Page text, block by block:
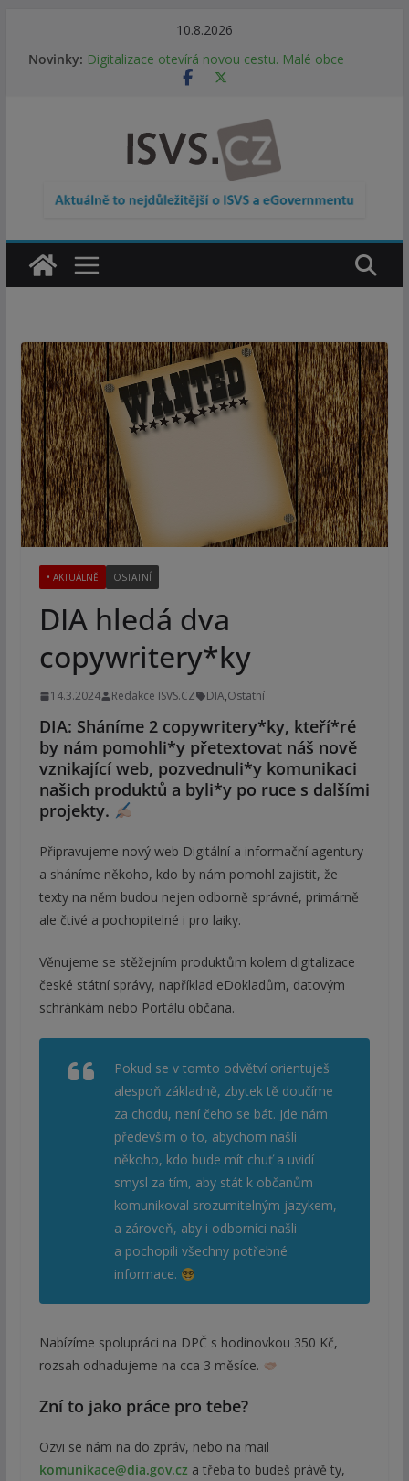
10.8.2026
Novinky:
Informace o obcích vždy po ruce. SMS ČR spouští
novou mobilní aplikaci
Digitalizace otevírá novou cestu. Malé obce
veřejnost do testování digitálních služeb
DIA: Informační systém dlouhodobého řízení
(ISDŘ) je od července v plném provozu
RVIS – Výbor pro architekturu a řízení ICT
zveřejnil materiály z nového jednání
• AKTUÁLNĚ OSTATNÍ
DIA hledá dva
copywritery*ky
14.3.2024 Redakce ISVS.CZ DIA,Ostatní
DIA: Sháníme 2 copywritery*ky, kteří*ré
by nám pomohli*y přetextovat náš nově
vznikající web, pozvednuli*y komunikaci
našich produktů a byli*y po ruce s dalšími
projekty.
Připravujeme nový web Digitální a informační agentury
a sháníme někoho, kdo by nám pomohl zajistit, že
texty na něm budou nejen odborně správné, primárně
ale čtivé a pochopitelné i pro laiky.
Věnujeme se stěžejním produktům kolem digitalizace
české státní správy, například eDokladům, datovým
schránkám nebo Portálu občana.
Pokud se v tomto odvětví orientuješ
alespoň základně, zbytek tě doučíme
za chodu, není čeho se bát. Jde nám
především o to, abychom našli
někoho, kdo bude mít chuť a uvidí
smysl za tím, aby stát k občanům
komunikoval srozumitelným jazykem,
a zároveň, aby i odborníci našli
a pochopili všechny potřebné
informace.
Nabízíme spolupráci na DPČ s hodinovkou 350 Kč,
rozsah odhadujeme na cca 3 měsíce.
Zní to jako práce pro tebe?
Ozvi se nám na do zpráv, nebo na mail
komunikace@dia.gov.cz a třeba to budeš právě ty,